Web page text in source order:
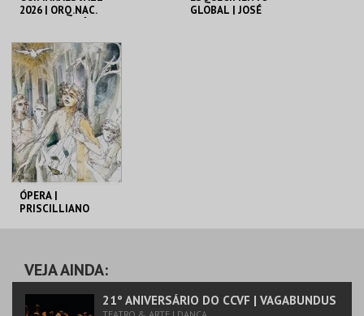
2026 | ORQ.NAC.
ELLING
C. CULTURAL VILA
FLOR
MAIS INFO
COMPRAR
GLOBAL | JOSÉ
ÓPERA |
PRISCILLIANO
FLOR
MAIS INFO
VEJA AINDA:
21º ANIVERSÁRIO DO CCVF | VAGABUNDUS